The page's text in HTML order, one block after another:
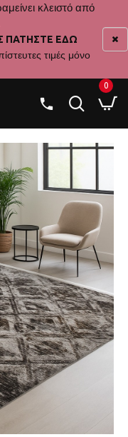
κλειστό από
ΠΑΤΗΣΤΕ ΕΔΩ
τιμές μόνο
0